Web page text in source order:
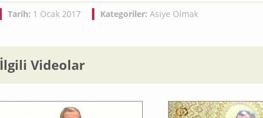
Tarih: 1 Ocak 2017 Kategoriler: Asiye Olmak
İlgili Videolar